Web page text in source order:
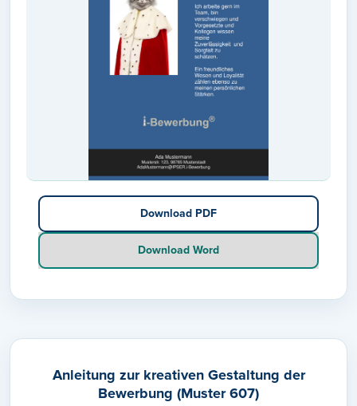
Download PDF
Download Word
Anleitung zur kreativen Gestaltung der
Bewerbung (Muster 607)